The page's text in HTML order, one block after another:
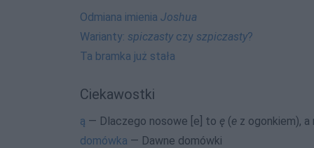
Odmiana imienia Joshua
Warianty: spiczastyczy szpiczasty?
Ta bramka już stała
Ciekawostki
ą — Dlaczego nosowe [e] to ę (e z ogonkiem),
domówka — Dawne domówki